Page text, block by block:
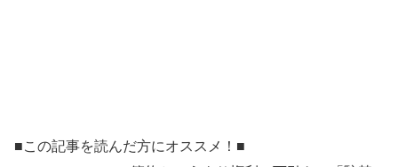
■この記事を読んだ方にオススメ！■